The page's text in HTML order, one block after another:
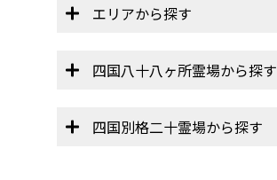
エリアから探す
四国八十八ヶ所霊場から探す
四国別格二十霊場から探す